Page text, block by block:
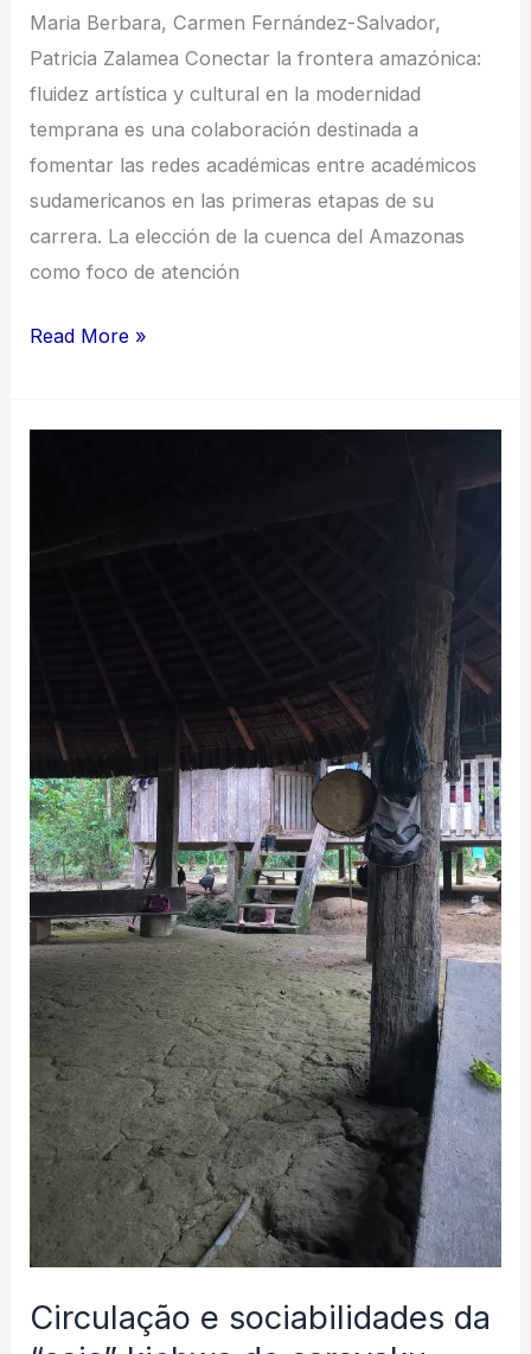
Maria Berbara, Carmen Fernández-Salvador,
Patricia Zalamea Conectar la frontera amazónica:
fluidez artística y cultural en la modernidad
temprana es una colaboración destinada a
fomentar las redes académicas entre académicos
sudamericanos en las primeras etapas de su
carrera. La elección de la cuenca del Amazonas
como foco de atención
¡Bienvenida
Read More »
Circulação e sociabilidades da